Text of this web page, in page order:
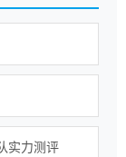
实力测评